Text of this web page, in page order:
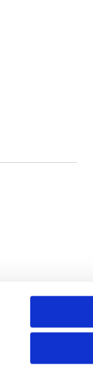
キャピタル・マーケッツ